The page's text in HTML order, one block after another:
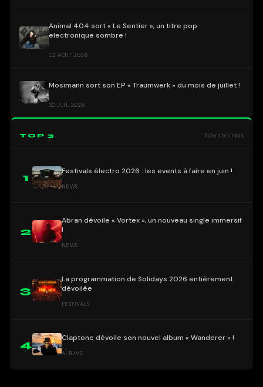
Animal 404 sort « Le Sentier », un titre pop
electronique sombre !
02 AOÛT 2026
Mosimann sort son EP « Traumwerk » du mois de juillet !
30 JUIL 2026
TOP 3 3 derniers mois
1
Festivals électro 2026 : les events à faire en juin !
NEWS
2
Abran dévoile « Vortex », un nouveau single immersif
!
NEWS
3
La programmation de Solidays 2026 entièrement
dévoilée
FESTIVALS
4
Claptone dévoile son nouvel album « Wanderer » !
ALBUMS